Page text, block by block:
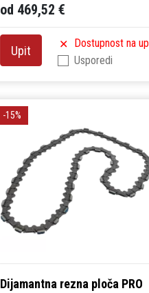
od 469,52 €
Upit
Dostupnost na
Usporedi
Dijamantna rezna ploča PRO
-15%